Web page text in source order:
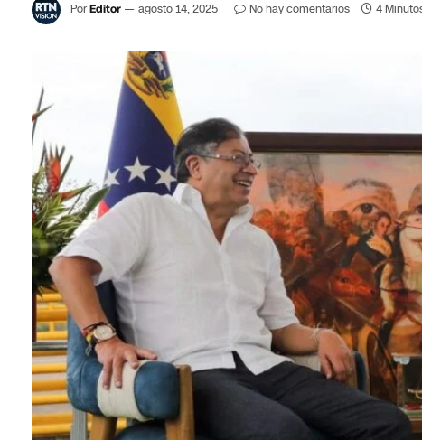
PorEditor agosto 14, 2025 No hay comentarios 4